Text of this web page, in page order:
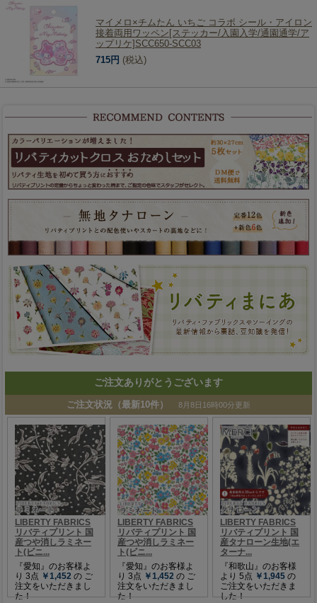
マイメロ×チムたん いちご コラボ シール・アイロン
接着両用ワッペン[ステッカー/入園入学/通園通学/ア
ップリケ]SCC650-SCC03
715円 (税込)
ご注文ありがとうございます